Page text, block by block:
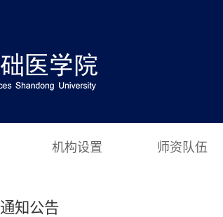
机构设置 师资队伍
通知公告